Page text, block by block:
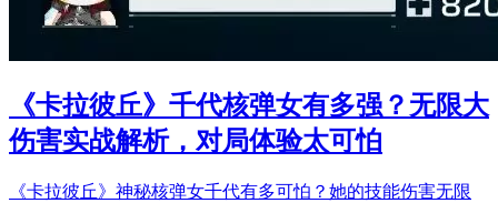
《卡拉彼丘》千代核弹女有多强？无限大
伤害实战解析，对局体验太可怕
《卡拉彼丘》神秘核弹女千代有多可怕？她的技能伤害无限